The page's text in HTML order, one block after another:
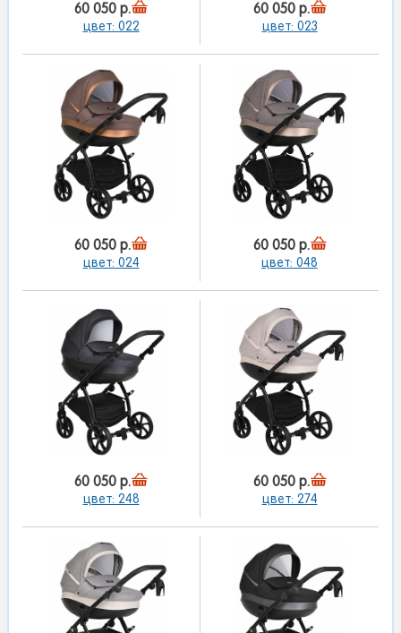
60 050 р.
цвет: 022
60 050 р.
цвет: 023
60 050 р.
цвет: 024
60 050 р.
цвет: 048
60 050 р.
цвет: 248
60 050 р.
цвет: 274